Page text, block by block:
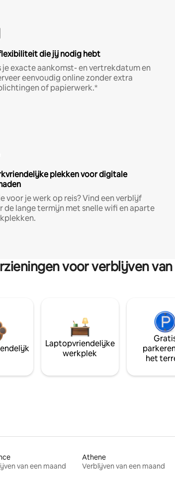
die jij nodig hebt
je exacte aankomst- en vertrekdatum en
eenvoudig online zonder extra
of papierwerk.*
plekken voor digitale
voor je werk op reis? Vind een verblijf
de lange termijn met snelle wifi en aparte
voor verblijven
Laptopvriendelijke
werkplek
het
van een maand
Athene
Verblijven van een maand